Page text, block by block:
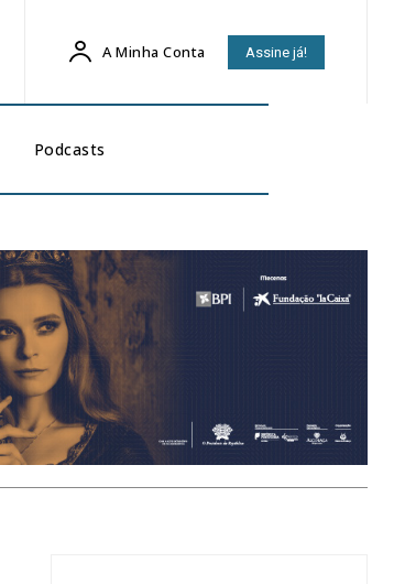
A Minha Conta Assine já!
Podcasts